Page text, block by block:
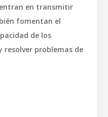
en transmitir
fomentan el
de los
problemas de